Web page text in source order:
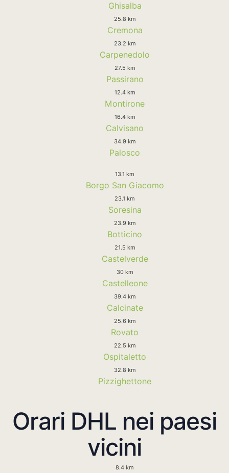
Ghisalba
25.8 km
Cremona
23.2 km
Carpenedolo
27.5 km
Passirano
12.4 km
Montirone
16.4 km
Calvisano
34.9 km
Palosco
13.1 km
Borgo San Giacomo
23.1 km
Soresina
23.9 km
Botticino
21.5 km
Castelverde
30 km
Castelleone
39.4 km
Calcinate
25.6 km
Rovato
22.5 km
Ospitaletto
32.8 km
Pizzighettone
Orari DHL nei paesi
vicini
8.4 km